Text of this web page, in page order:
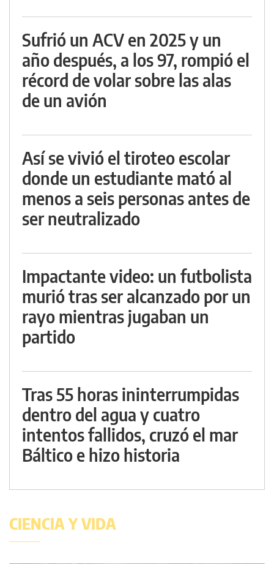
Sufrió un ACV en 2025 y un
año después, a los 97, rompió el
récord de volar sobre las alas
de un avión
Así se vivió el tiroteo escolar
donde un estudiante mató al
menos a seis personas antes de
ser neutralizado
Impactante video: un futbolista
murió tras ser alcanzado por un
rayo mientras jugaban un
partido
Tras 55 horas ininterrumpidas
dentro del agua y cuatro
intentos fallidos, cruzó el mar
Báltico e hizo historia
CIENCIA Y VIDA